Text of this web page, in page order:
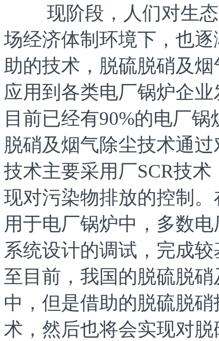
现阶段，人们对生态
场经济体制环境下，也
助的技术，脱硫脱硝及
应用到各类电厂锅炉企
目前已经有90%的电厂
脱硝及烟气除尘技术通
技术主要采用厂SCR技
现对污染物排放的控制
用于电厂锅炉中，多数
系统设计的调试，完成
至目前，我国的脱硫脱
中，但是借助的脱硫脱
术，然后也将会实现对